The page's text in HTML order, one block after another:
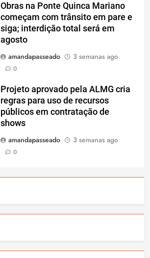
Obras na Ponte Quinca Mariano
começam com trânsito em pare e
siga; interdição total será em
agosto
amandapasseado
3 semanas ago
0
Projeto aprovado pela ALMG cria
regras para uso de recursos
públicos em contratação de
shows
amandapasseado
3 semanas ago
0